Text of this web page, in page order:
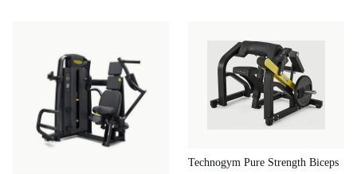
Technogym Pure Strength Biceps